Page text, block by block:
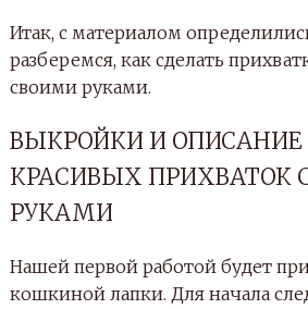
Итак, с материалом
разберемся, как сделать
своими руками.
ВЫКРОЙКИ И
КРАСИВЫХ ПРИХВАТОК
РУКАМИ
Нашей первой работой будет
кошкиной лапки. Для начала